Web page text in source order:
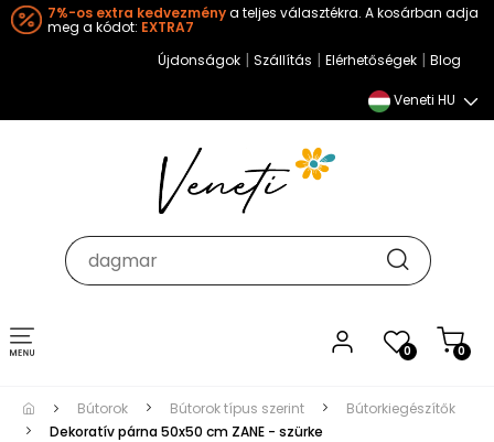
7%-os extra kedvezménya teljes választékra. A kosárban adja
meg a kódot: EXTRA7
Újdonságok | Szállítás | Elérhetőségek | Blog
Veneti HU
0 0
Toggle
navigation
Bútorok Bútorok típus szerint
Bútorkiegészítők
Dekoratív párna 50x50 cm ZANE - szürke